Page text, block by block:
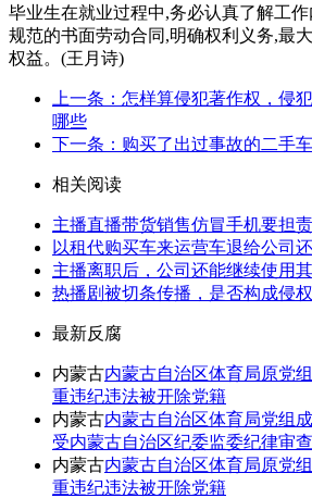
毕业生在就业过程中,务必认真了解工
规范的书面劳动合同,明确权利义务,最
权益。(王月诗)
上一条：怎样算侵犯著作权，侵
哪些
下一条：购买了出过事故的二手
相关阅读
主播直播带货销售仿冒手机要担责
以租代购买车来运营车退给公司
主播离职后，公司还能继续使用
热播剧被切条传播，是否构成侵
最新反腐
内蒙古内蒙古自治区体育局原党
重违纪违法被开除党籍
内蒙古内蒙古自治区体育局党组
受内蒙古自治区纪委监委纪律审
内蒙古内蒙古自治区体育局原党
重违纪违法被开除党籍